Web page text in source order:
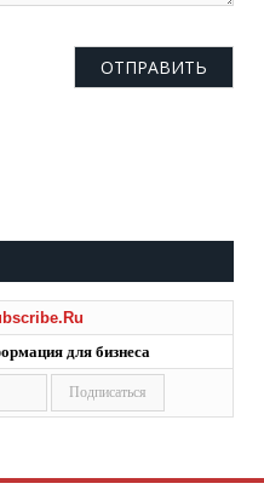
для бизнеса